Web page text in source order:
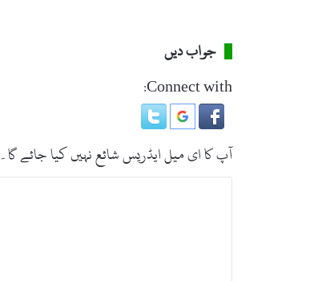
جواب دیں
Connect with:
آپ کا ای میل ایڈریس شائع نہیں کیا جائے گا۔